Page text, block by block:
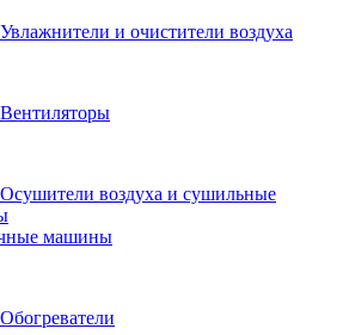
Увлажнители и очистители воздуха
Вентиляторы
Осушители воздуха и сушильные
машины
Обогреватели